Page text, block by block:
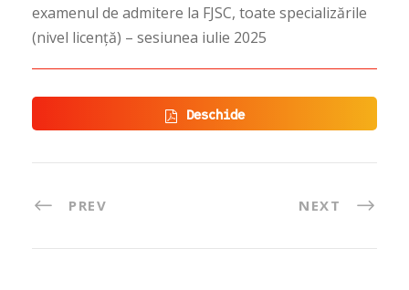
examenul de admitere la FJSC, toate specializările
(nivel licență) – sesiunea iulie 2025
Deschide
PREV NEXT